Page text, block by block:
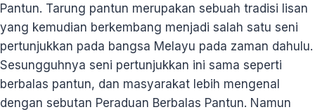
Pantun. Tarung pantun merupakan sebuah tradisi lisan
yang kemudian berkembang menjadi salah satu seni
pertunjukkan pada bangsa Melayu pada zaman dahulu.
Sesungguhnya seni pertunjukkan ini sama seperti
berbalas pantun, dan masyarakat lebih mengenal
dengan sebutan Peraduan Berbalas Pantun. Namun